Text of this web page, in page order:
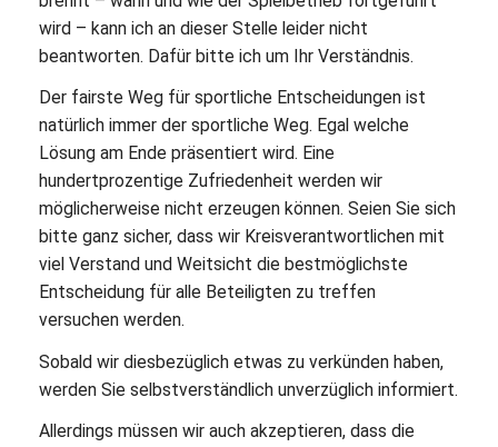
wird – kann ich an dieser Stelle leider nicht
beantworten. Dafür bitte ich um Ihr Verständnis.
Der fairste Weg für sportliche Entscheidungen ist
natürlich immer der sportliche Weg. Egal welche
Lösung am Ende präsentiert wird. Eine
hundertprozentige Zufriedenheit werden wir
möglicherweise nicht erzeugen können. Seien Sie sich
bitte ganz sicher, dass wir Kreisverantwortlichen mit
viel Verstand und Weitsicht die bestmöglichste
Entscheidung für alle Beteiligten zu treffen
versuchen werden.
Sobald wir diesbezüglich etwas zu verkünden haben,
werden Sie selbstverständlich unverzüglich informiert.
Allerdings müssen wir auch akzeptieren, dass die